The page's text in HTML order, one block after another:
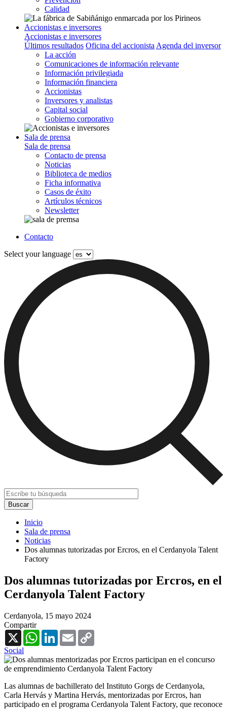
Calidad
Accionistas e inversores
Accionistas e inversores
Últimos resultados Oficina del accionista Agenda del inversor
La acción
Comunicaciones de información relevante
Información privilegiada
Información financiera
Accionistas
Inversores y analistas
Capital social
Gobierno corporativo
Sala de prensa
Sala de prensa
Contacto de prensa
Noticias
Biblioteca de medios
Ficha informativa
Casos de éxito
Artículos técnicos
Newsletter
Contacto
Select your language
Inicio
Sala de prensa
Noticias
Dos alumnas tutorizadas por Ercros, en el Cerdanyola Talent
Factory
Dos alumnas tutorizadas por Ercros, en el
Cerdanyola Talent Factory
Cerdanyola, 15 mayo 2024
Compartir
X
WhatsAppLinkedInEmail
Social
Las alumnas de bachillerato del Instituto Gorgs de Cerdanyola,
Carla Hervás y Martina Hervás, mentorizadas por Ercros, han
participado en el programa Cerdanyola Talent Factory, que reconoce